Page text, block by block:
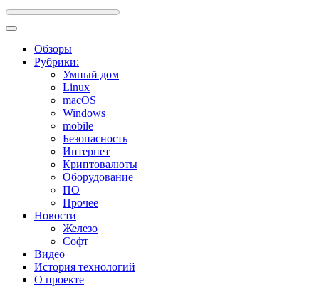
Обзоры
Рубрики:
Умный дом
Linux
macOS
Windows
mobile
Безопасность
Интернет
Криптовалюты
Оборудование
ПО
Прочее
Новости
Железо
Софт
Видео
История технологий
О проекте